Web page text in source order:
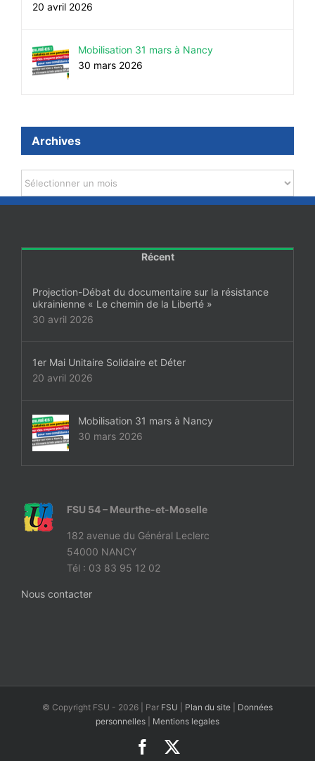
20 avril 2026
Mobilisation 31 mars à Nancy
30 mars 2026
Archives
Archives
Récent
Projection-Débat du documentaire sur la résistance
ukrainienne « Le chemin de la Liberté »
30 avril 2026
1er Mai Unitaire Solidaire et Déter
20 avril 2026
Mobilisation 31 mars à Nancy
30 mars 2026
FSU 54 – Meurthe-et-Moselle
182 avenue du Général Leclerc
54000 NANCY
Tél : 03 83 95 12 02
Nous contacter
© Copyright FSU - 2026 | Par FSU Plan du site
Données
personnelles
Mentions legales
Facebook